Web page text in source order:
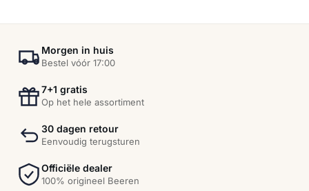
Morgen in huis
Bestel vóór 17:00
7+1 gratis
Op het hele assortiment
30 dagen retour
Eenvoudig terugsturen
Officiële dealer
100% origineel Beeren